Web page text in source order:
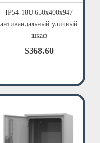
IP54-18U 650х400х947
антивандальный уличный
шкаф
$368.60